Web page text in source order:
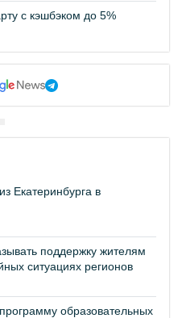
с кэшбэком до 5%
Екатеринбурга в
поддержку жителям
ситуациях регионов
образовательных